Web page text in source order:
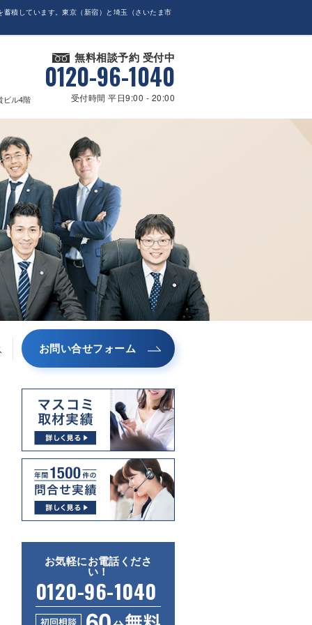
積しています。東京（新宿）と埼玉（さいたま市
ビル4階
無料相談予約 受付中
0120-96-1040
受付時間 平日9:00 - 20:00
お問い合せフォーム
お気軽にお電話くださ
い！
0120-96-1040